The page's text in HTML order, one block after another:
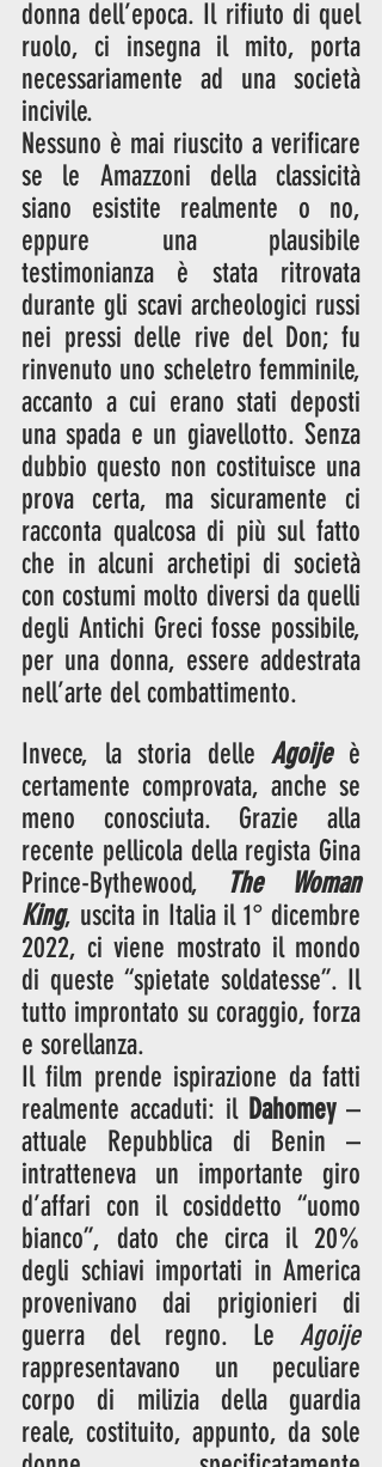
donna dell’epoca. Il rifiuto di quel
ruolo, ci insegna il mito, porta
necessariamente ad una società
incivile.
Nessuno è mai riuscito a verificare
se le Amazzoni della classicità
siano esistite realmente o no,
eppure una plausibile
testimonianza è stata ritrovata
durante gli scavi archeologici russi
nei pressi delle rive del Don; fu
rinvenuto uno scheletro femminile,
accanto a cui erano stati deposti
una spada e un giavellotto. Senza
dubbio questo non costituisce una
prova certa, ma sicuramente ci
racconta qualcosa di più sul fatto
che in alcuni archetipi di società
con costumi molto diversi da quelli
degli Antichi Greci fosse possibile,
per una donna, essere addestrata
nell’arte del combattimento.
Invece, la storia delle Agoije è
certamente comprovata, anche se
meno conosciuta. Grazie alla
recente pellicola della regista Gina
Prince-Bythewood,
The Woman
King, uscita in Italia il 1° dicembre
2022, ci viene mostrato il mondo
di queste “spietate soldatesse”. Il
tutto improntato su coraggio, forza
e sorellanza.
Il film prende ispirazione da fatti
realmente accaduti: il Dahomey –
attuale Repubblica di Benin –
intratteneva un importante giro
d’affari con il cosiddetto “uomo
bianco”, dato che circa il 20%
degli schiavi importati in America
provenivano dai prigionieri di
guerra del regno. Le Agoije
rappresentavano un peculiare
corpo di milizia della guardia
reale, costituito, appunto, da sole